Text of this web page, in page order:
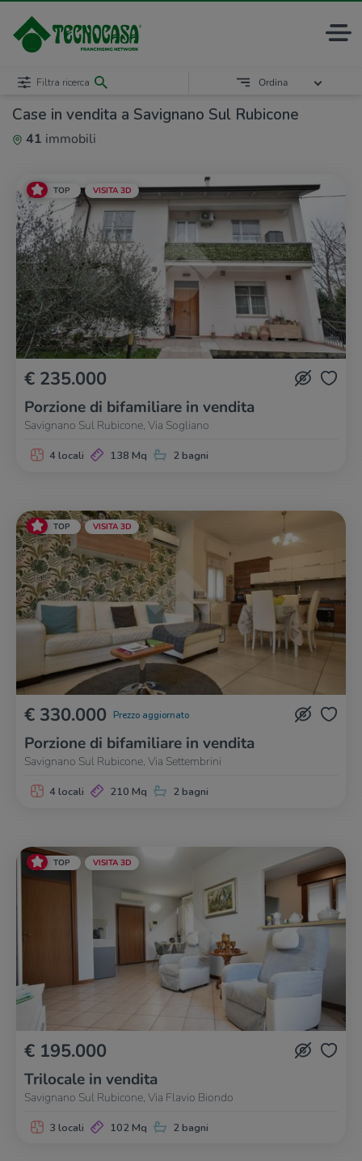
Case in vendita a Savignano Sul Rubicone
41 immobili
Filtra ricerca Ordina
TOP VISITA 3D
€ 235.000
Porzione di bifamiliare in vendita
Savignano Sul Rubicone, Via Sogliano
4 locali 138 Mq 2 bagni
TOP VISITA 3D
€ 330.000 Prezzo aggiornato
Porzione di bifamiliare in vendita
Savignano Sul Rubicone, Via Settembrini
4 locali 210 Mq 2 bagni
TOP VISITA 3D
€ 195.000
Trilocale in vendita
Savignano Sul Rubicone, Via Flavio Biondo
3 locali 102 Mq 2 bagni